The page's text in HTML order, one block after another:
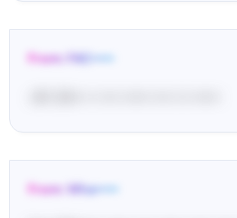
From: FAC•••••
From: Wha•••••